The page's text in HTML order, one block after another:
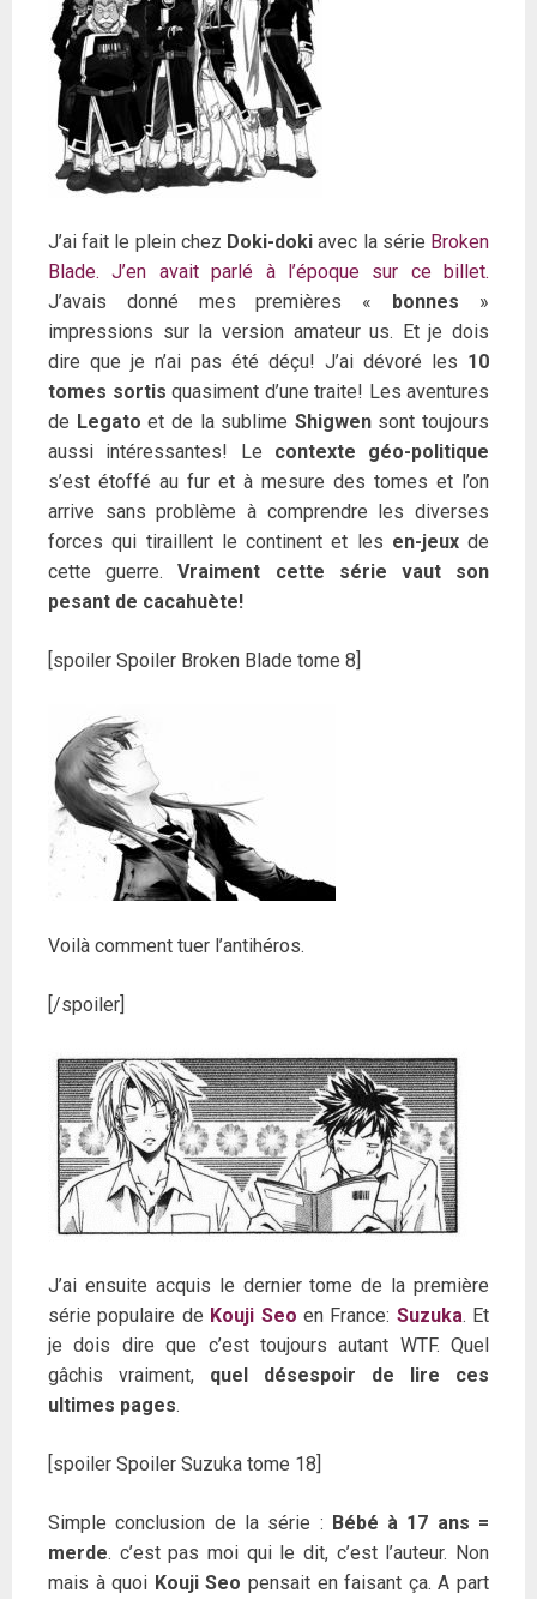
J’ai fait le plein chez Doki-doki avec la série Broken
Blade. J’en avait parlé à l’époque sur ce billet.
J’avais donné mes premières « bonnes »
impressions sur la version amateur us. Et je dois
dire que je n’ai pas été déçu! J’ai dévoré les 10
tomes sortis quasiment d’une traite! Les aventures
de Legatoet de la sublime Shigwen sont toujours
aussi intéressantes! Le contexte géo-politique
s’est étoffé au fur et à mesure des tomes et l’on
arrive sans problème à comprendre les diverses
forces qui tiraillent le continent et les en-jeuxde
cette guerre.Vraiment cette série vaut son
pesant de cacahuète!
[spoiler Spoiler Broken Blade tome 8]
Voilà comment tuer l’antihéros.
[/spoiler]
J’ai ensuite acquis le dernier tome de la première
série populaire de Kouji Seo en France: Suzuka. Et
je dois dire que c’est toujours autant WTF. Quel
gâchis vraiment, quel désespoir de lire ces
ultimes pages.
[spoiler Spoiler Suzuka tome 18]
Simple conclusion de la série : Bébé à 17 ans =
merde. c’est pas moi qui le dit, c’est l’auteur. Non
mais à quoi Kouji Seo pensait en faisant ça. A part